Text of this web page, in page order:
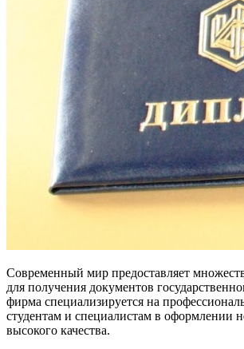
Современный мир предоставляет
для получения документов
фирма специализируется на
студентам и специалистам в оформлении
высокого качества.